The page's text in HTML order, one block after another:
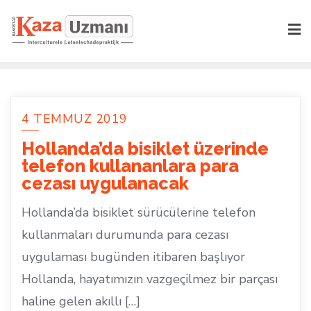
4 TEMMUZ 2019
Hollanda’da bisiklet üzerinde
telefon kullananlara para
cezası uygulanacak
Hollanda’da bisiklet sürücülerine telefon
kullanmaları durumunda para cezası
uygulaması bugünden itibaren başlıyor
Hollanda, hayatımızın vazgeçilmez bir parçası
haline gelen akıllı […]